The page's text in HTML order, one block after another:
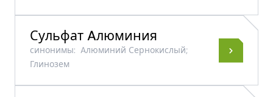
Сульфат Aлюминия
синонимы: Aлюминий Сернокислый;
Глинозем